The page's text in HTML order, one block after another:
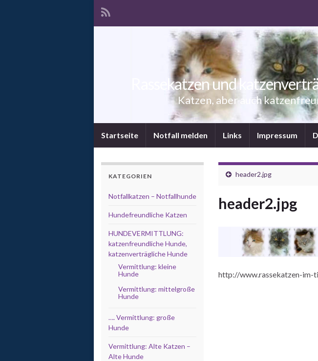
Rassekatzen und
Katzen, aber auch
Startseite Notfall melden Links Impressum
header2.jpg
header2.jpg
http://www.rassekatzen-im-
KATEGORIEN
Notfallkatzen – Notfallhunde
Hundefreundliche Katzen
HUNDEVERMITTLUNG:
katzenfreundliche Hunde,
katzenverträgliche Hunde
Vermittlung: kleine
Hunde
Vermittlung: mittelgroße
Hunde
…. Vermittlung: große
Hunde
Vermittlung: Alte Katzen –
Alte Hunde